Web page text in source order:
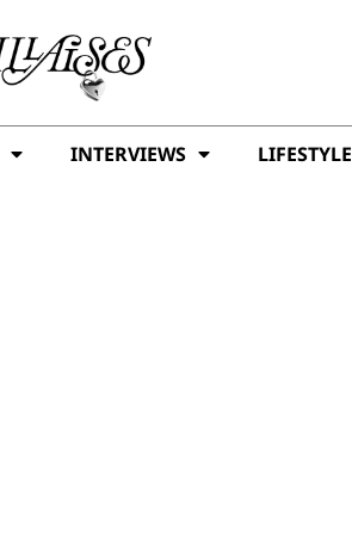
INTERVIEWS LIFESTYLE